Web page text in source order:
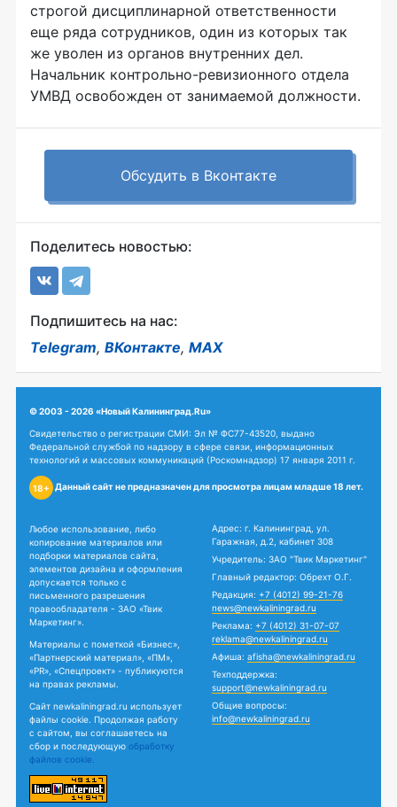
строгой дисциплинарной ответственности
еще ряда сотрудников, один из которых так
же уволен из органов внутренних дел.
Начальник контрольно-ревизионного отдела
УМВД освобожден от занимаемой должности.
Обсудить в Вконтакте
Поделитесь новостью:
Подпишитесь на нас:
Telegram, ВКонтакте, MAX
© 2003 - 2026 «Новый Калининград.Ru»
Свидетельство о регистрации СМИ: Эл № ФС77-43520, выдано
Федеральной службой по надзору в сфере связи, информационных
технологий и массовых коммуникаций (Роскомнадзор) 17 января 2011 г.
18+ Данный сайт не предназначен для просмотра лицам младше 18 лет.
Любое использование, либо
копирование материалов или
подборки материалов сайта,
элементов дизайна и оформления
допускается только с
письменного разрешения
правообладателя - ЗАО «Твик
Маркетинг».
Материалы с пометкой «Бизнес»,
«Партнерский материал», «ПМ»,
«PR», «Спецпроект» - публикуются
на правах рекламы.
Сайт newkaliningrad.ru использует
файлы cookie. Продолжая работу
с сайтом, вы соглашаетесь на
сбор и последующую обработку
файлов cookie.
Адрес: г. Калининград, ул.
Гаражная, д.2, кабинет 308
Учредитель: ЗАО "Твик Маркетинг"
Главный редактор: Обрехт О.Г.
Редакция: +7 (4012) 99-21-76
news@newkaliningrad.ru
Реклама: +7 (4012) 31-07-07
reklama@newkaliningrad.ru
Афиша: afisha@newkaliningrad.ru
Техподдержка:
support@newkaliningrad.ru
Общие вопросы:
info@newkaliningrad.ru